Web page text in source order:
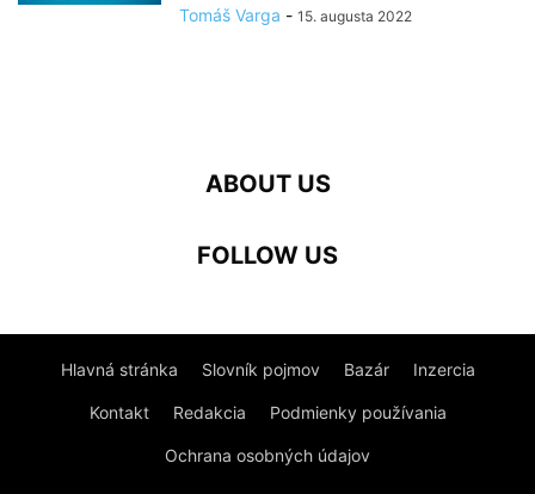
Tomáš Varga - 15. augusta 2022
ABOUT US
FOLLOW US
Hlavná stránka Slovník pojmov Bazár Inzercia
Kontakt Redakcia Podmienky používania
Ochrana osobných údajov